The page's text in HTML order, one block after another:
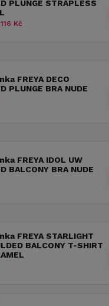
PLUNGE STRAPLESS
Kč
FREYA DECO
PLUNGE BRA NUDE
FREYA IDOL UW
BALCONY BRA NUDE
FREYA STARLIGHT
BALCONY T-SHIRT